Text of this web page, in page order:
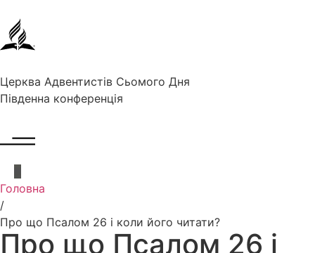
Церква Адвентистів Сьомого Дня
Південна конференція
Головна
/
Про що Псалом 26 і коли його читати?
Про що Псалом 26 і